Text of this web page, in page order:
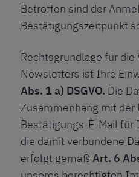
Betroffen sind der
Bestätigungszeitpunkt
Rechtsgrundlage für die
Newsletters ist Ihre
Abs. 1 a) DSGVO. Die
Zusammenhang mit der
Bestätigungs-E-Mail für
die damit verbundene
erfolgt gemäß Art. 6